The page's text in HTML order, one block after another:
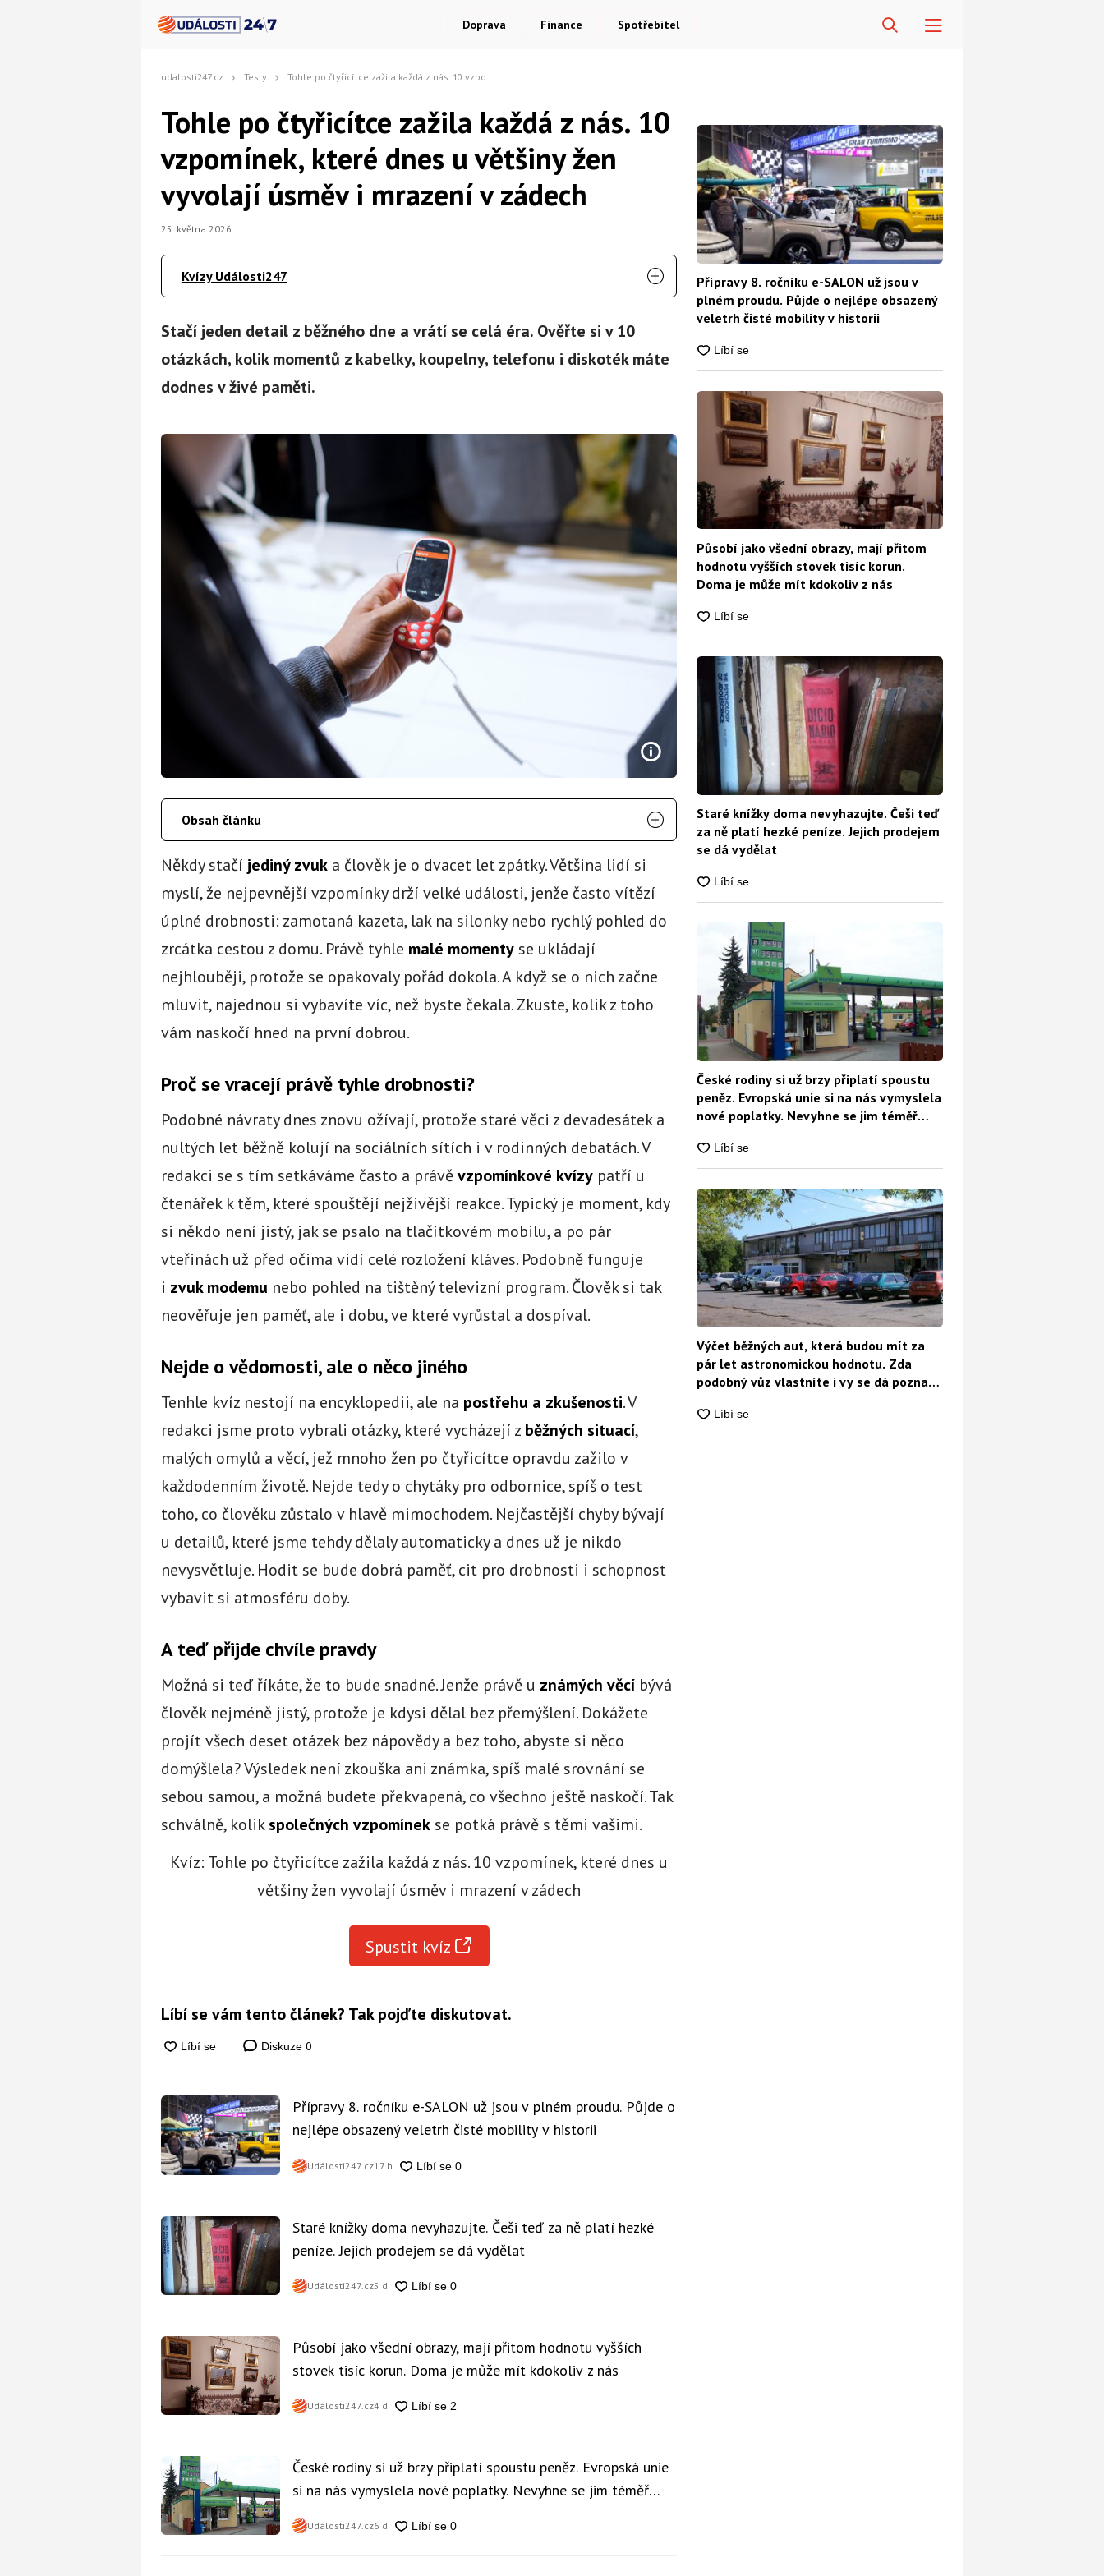
Doprava Finance Spotřebitel
udalosti247.cz Testy Tohle po čtyřicítce zažila každá z nás. 10 vzpomínek, které dnes u většiny žen vyvolají úsměv i mrazení v zádech
Tohle po čtyřicítce zažila každá z nás. 10
vzpomínek, které dnes u většiny žen
vyvolají úsměv i mrazení v zádech
25. května 2026
Kvízy Události247
Stačí jeden detail z běžného dne a vrátí se celá éra. Ověřte si v 10
otázkách, kolik momentů z kabelky, koupelny, telefonu i diskoték máte
dodnes v živé paměti.
Obsah článku
Někdy stačí jediný zvuka člověk je o dvacet let zpátky. Většina lidí si
myslí, že nejpevnější vzpomínky drží velké události, jenže často vítězí
úplné drobnosti: zamotaná kazeta, lak na silonky nebo rychlý pohled do
zrcátka cestou z domu. Právě tyhle malé momentyse ukládají
nejhlouběji, protože se opakovaly pořád dokola. A když se o nich začne
mluvit, najednou si vybavíte víc, než byste čekala. Zkuste, kolik z toho
vám naskočí hned na první dobrou.
Proč se vracejí právě tyhle drobnosti?
Podobné návraty dnes znovu ožívají, protože staré věci z devadesátek a
nultých let běžně kolují na sociálních sítích i v rodinných debatách. V
redakci se s tím setkáváme často a právěvzpomínkové kvízypatří u
čtenářek k těm, které spouštějí nejživější reakce. Typický je moment, kdy
si někdo není jistý, jak se psalo na tlačítkovém mobilu, a po pár
vteřinách už před očima vidí celé rozložení kláves. Podobně funguje
i zvuk modemu nebo pohled na tištěný televizní program. Člověk si tak
neověřuje jen paměť, ale i dobu, ve které vyrůstal a dospíval.
Nejde o vědomosti, ale o něco jiného
Tenhle kvíz nestojí na encyklopedii, ale na postřehu a zkušenosti. V
redakci jsme proto vybrali otázky, které vycházejí z běžných situací,
malých omylů a věcí, jež mnoho žen po čtyřicítce opravdu zažilo v
každodenním životě. Nejde tedy o chytáky pro odbornice, spíš o test
toho, co člověku zůstalo v hlavě mimochodem. Nejčastější chyby bývají
u detailů, které jsme tehdy dělaly automaticky a dnes už je nikdo
nevysvětluje. Hodit se bude dobrá paměť, cit pro drobnosti i schopnost
vybavit si atmosféru doby.
A teď přijde chvíle pravdy
Možná si teď říkáte, že to bude snadné. Jenže právě u známých věcíbývá
člověk nejméně jistý, protože je kdysi dělal bez přemýšlení. Dokážete
projít všech deset otázek bez nápovědy a bez toho, abyste si něco
domýšlela? Výsledek není zkouška ani známka, spíš malé srovnání se
sebou samou, a možná budete překvapená, co všechno ještě naskočí. Tak
schválně, kolikspolečných vzpomínekse potká právě s těmi vašimi.
Kvíz: Tohle po čtyřicítce zažila každá z nás. 10 vzpomínek, které dnes u
většiny žen vyvolají úsměv i mrazení v zádech
Spustit kvíz
Líbí se vám tento článek? Tak pojďte diskutovat.
Diskuze 0
Přípravy 8. ročníku e-SALON už jsou v plném proudu. Půjde o
nejlépe obsazený veletrh čisté mobility v historii
Události247.cz17 h
Staré knížky doma nevyhazujte. Češi teď za ně platí hezké
peníze. Jejich prodejem se dá vydělat
Události247.cz5 d
Působí jako všední obrazy, mají přitom hodnotu vyšších
stovek tisíc korun. Doma je může mít kdokoliv z nás
Události247.cz4 d
České rodiny si už brzy připlatí spoustu peněz. Evropská unie
si na nás vymyslela nové poplatky. Nevyhne se jim téměř
Události247.cz6 d
Přípravy 8. ročníku e-SALON už jsou v
plném proudu. Půjde o nejlépe obsazený
veletrh čisté mobility v historii
Působí jako všední obrazy, mají přitom
hodnotu vyšších stovek tisíc korun.
Doma je může mít kdokoliv z nás
Staré knížky doma nevyhazujte. Češi teď
za ně platí hezké peníze. Jejich prodejem
se dá vydělat
České rodiny si už brzy připlatí spoustu
peněz. Evropská unie si na nás vymyslela
nové poplatky. Nevyhne se jim téměř
Výčet běžných aut, která budou mít za
pár let astronomickou hodnotu. Zda
podobný vůz vlastníte i vy se dá poznat